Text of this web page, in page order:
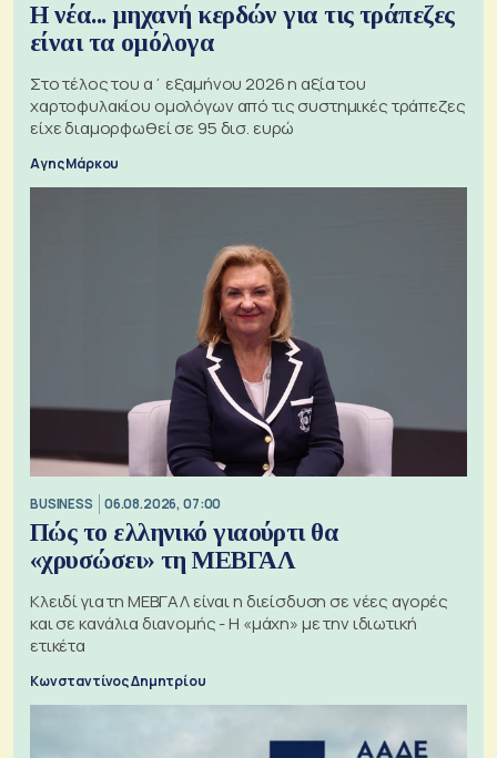
Η νέα... μηχανή κερδών για τις τράπεζες
είναι τα ομόλογα
Στο τέλος του α΄ εξαμήνου 2026 η αξία του
χαρτοφυλακίου ομολόγων από τις συστημικές τράπεζες
είχε διαμορφωθεί σε 95 δισ. ευρώ
Αγης Μάρκου
BUSINESS 06.08.2026, 07:00
Πώς το ελληνικό γιαούρτι θα
«χρυσώσει» τη ΜΕΒΓΑΛ
Κλειδί για τη ΜΕΒΓΑΛ είναι η διείσδυση σε νέες αγορές
και σε κανάλια διανομής - Η «μάχη» με την ιδιωτική
ετικέτα
Κωνσταντίνος Δημητρίου